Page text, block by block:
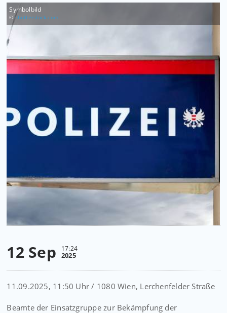
Symbolbild
©shutterstock.com
12 Sep 17:24
2025
11.09.2025, 11:50 Uhr / 1080 Wien, Lerchenfelder Straße
Beamte der Einsatzgruppe zur Bekämpfung der